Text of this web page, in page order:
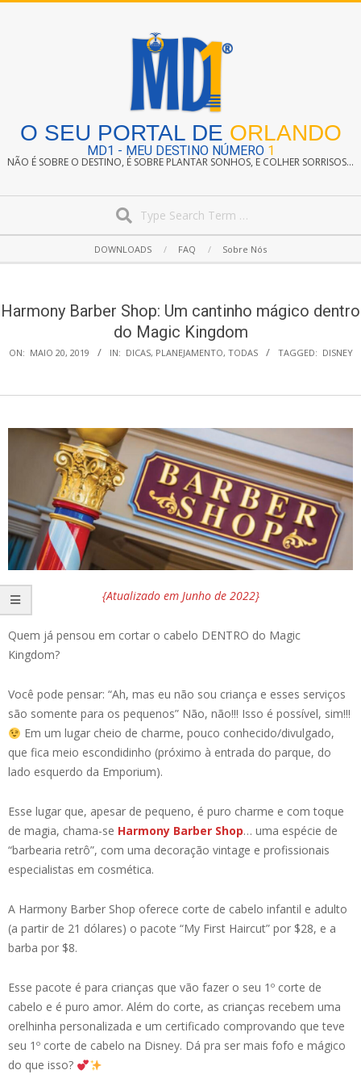
O SEU PORTAL DE ORLANDO
MD1 - MEU DESTINO NÚMERO 1
NÃO É SOBRE O DESTINO, É SOBRE PLANTAR SONHOS, E COLHER SORRISOS...
Navigation
DOWNLOADS FAQ Sobre Nós
Harmony Barber Shop: Um cantinho mágico dentro
do Magic Kingdom
ON: MAIO 20, 2019 IN: DICAS, PLANEJAMENTO, TODAS TAGGED: DISNEY
{Atualizado em Junho de 2022}
Quem já pensou em cortar o cabelo DENTRO do Magic
Kingdom?
Você pode pensar: “Ah, mas eu não sou criança e esses serviços
são somente para os pequenos” Não, não!!! Isso é possível, sim!!!
Em um lugar cheio de charme, pouco conhecido/divulgado,
que fica meio escondidinho (próximo à entrada do parque, do
lado esquerdo da Emporium).
Esse lugar que, apesar de pequeno, é puro charme e com toque
de magia, chama-se Harmony Barber Shop… uma espécie de
“barbearia retrô”, com uma decoração vintage e profissionais
especialistas em cosmética.
A Harmony Barber Shop oferece corte de cabelo infantil e adulto
(a partir de 21 dólares) o pacote “My First Haircut” por $28, e a
barba por $8.
Esse pacote é para crianças que vão fazer o seu 1º corte de
cabelo e é puro amor. Além do corte, as crianças recebem uma
orelhinha personalizada e um certificado comprovando que teve
seu 1º corte de cabelo na Disney. Dá pra ser mais fofo e mágico
do que isso?